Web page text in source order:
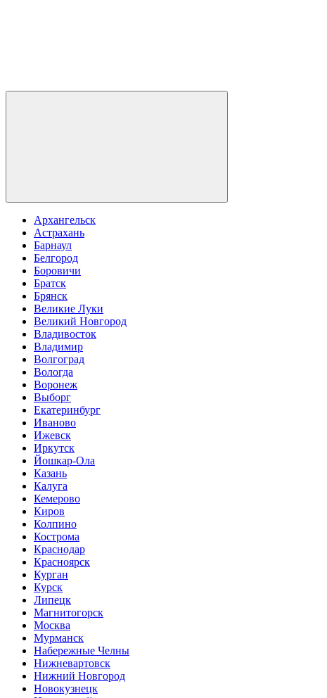
Архангельск
Астрахань
Барнаул
Белгород
Боровичи
Братск
Брянск
Великие Луки
Великий Новгород
Владивосток
Владимир
Волгоград
Вологда
Воронеж
Выборг
Екатеринбург
Иваново
Ижевск
Иркутск
Йошкар-Ола
Казань
Калуга
Кемерово
Киров
Колпино
Кострома
Краснодар
Красноярск
Курган
Курск
Липецк
Магнитогорск
Москва
Мурманск
Набережные Челны
Нижневартовск
Нижний Новгород
Новокузнецк